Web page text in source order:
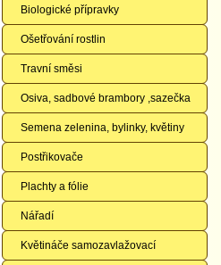
Biologické přípravky
Ošetřování rostlin
Travní směsi
Osiva, sadbové brambory ,sazečka
Semena zelenina, bylinky, květiny
Postřikovače
Plachty a fólie
Nářadí
Květináče samozavlažovací